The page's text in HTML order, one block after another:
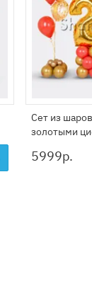
Сет из
золотыми
5999р.